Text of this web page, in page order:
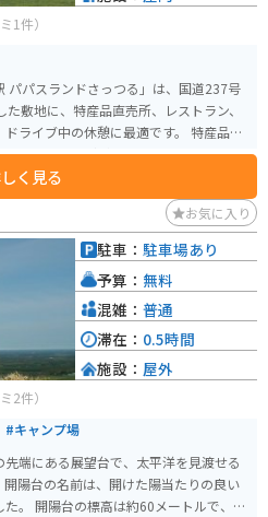
1件）
パパスランドさっつる」は、国道237号
ブ中の休憩に最適です。 特産品直
、加工品などが販売されています。 レ
楽しむことができます。 バイクで
です。 道の駅 パパスランド
休憩に最適な場所です。 地元の特産品
く見る
お気に入り
2件）
#キャンプ場
端にある展望台で、太平洋を見渡せる
陽台の名前は、開けた陽当たりの良い
で、日
駐車： 駐車場あり
予算： 無料
混雑： 普通
滞在： 0.5時間
施設： 屋外